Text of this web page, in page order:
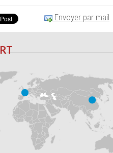
Envoyer par mail